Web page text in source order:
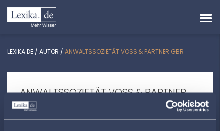
LEXIKA.DE / AUTOR / ANWALTSSOZIETÄT VOSS & PARTNER GBR
ANWALTSSOZIETÄT VOSS & PARTNER
GBR